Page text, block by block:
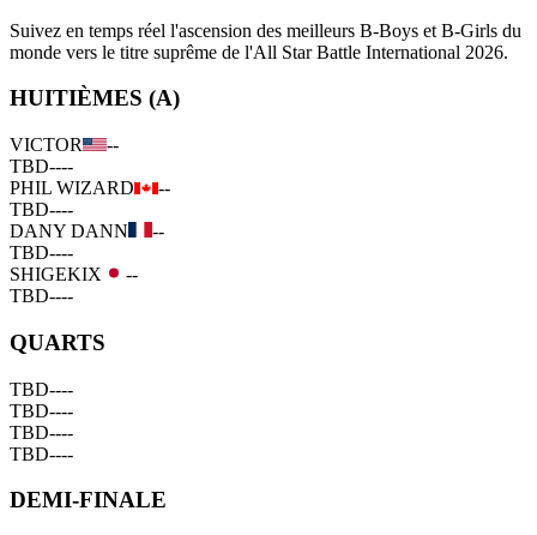
Suivez en temps réel l'ascension des meilleurs B-Boys et B-Girls du
monde vers le titre suprême de l'All Star Battle International 2026.
HUITIÈMES (A)
VICTOR
--
TBD----
PHIL WIZARD
--
TBD----
DANY DANN
--
TBD----
SHIGEKIX
--
TBD----
QUARTS
TBD----
TBD----
TBD----
TBD----
DEMI-FINALE